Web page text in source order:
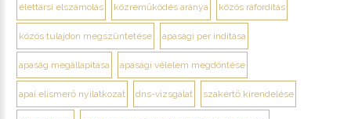
élettársi elszámolás közreműködés aránya közös ráfordítás
közös tulajdon megszüntetése apasági per indítása
apaság megállapítása apasági vélelem megdöntése
apai elismerő nyilatkozat dns-vizsgálat szakértő kirendelése